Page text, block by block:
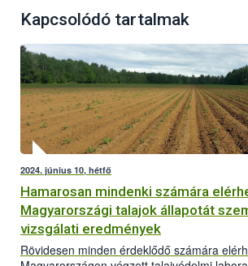
Kapcsolódó tartalmak
2024. június 10, hétfő
Hamarosan mindenki számára
Magyarországi talajok állapotát
vizsgálati eredmények
Rövidesen minden érdeklődő számára